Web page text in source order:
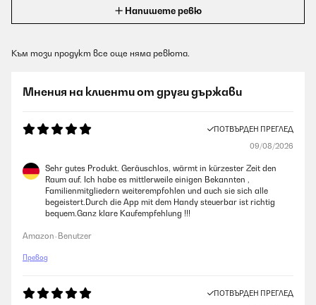
Напишете ревю
Към този продукт все още няма ревюта.
Мнения на клиенти от други държави
ПОТВЪРДЕН ПРЕГЛЕД
09/08/2026
Sehr gutes Produkt. Geräuschlos, wärmt in kürzester Zeit den
Raum auf. Ich habe es mittlerweile einigen Bekannten ,
Familienmitgliedern weiterempfohlen und auch sie sich alle
begeistert.Durch die App mit dem Handy steuerbar ist richtig
bequem.Ganz klare Kaufempfehlung !!!
Amazon-Benutzer
Превод
ПОТВЪРДЕН ПРЕГЛЕД